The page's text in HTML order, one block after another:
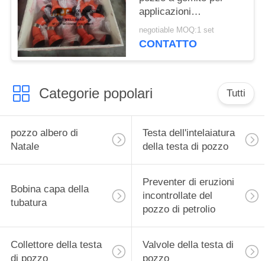
applicazioni
nell'industria petrolifera
e del gas - 1/2  4 
negotiable MOQ:1 set
CONTATTO
Categorie popolari Tutti
pozzo albero di
Natale
Testa dell'intelaiatura
della testa di pozzo
Bobina capa della
tubatura
Preventer di eruzioni
incontrollate del
pozzo di petrolio
Collettore della testa
di pozzo
Valvole della testa di
pozzo